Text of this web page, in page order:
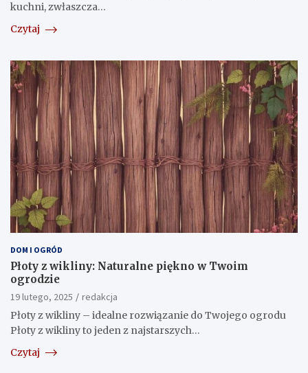
kuchni, zwłaszcza…
Czytaj
DOM I OGRÓD
Płoty z wikliny: Naturalne piękno w Twoim
ogrodzie
19 lutego, 2025
redakcja
Płoty z wikliny – idealne rozwiązanie do Twojego ogrodu
Płoty z wikliny to jeden z najstarszych…
Czytaj